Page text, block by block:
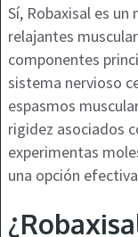
Sí, Robaxisal es
relajantes
componentes
sistema nervioso
espasmos
rigidez asociados
experimentas
una opción